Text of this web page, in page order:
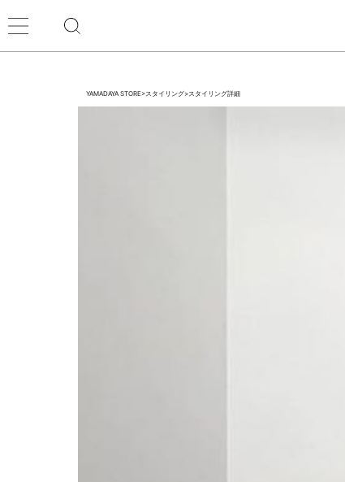
YAMADAYA STORE>スタイリング>スタイリング詳細